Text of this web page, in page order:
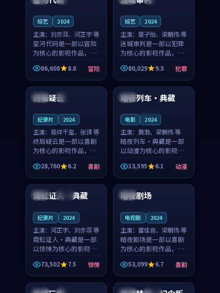
综艺 2024
主演： 刘亦菲、河正宇 等
星河代码是一部以冒险
为核心的影视作品，围
绕危机、反转与人物成
长展开，整体节奏紧
凑，值得推荐观看。
86,608 8.8 冒险
综艺 2024
主演： 章子怡、梁朝伟 等
迷城审判是一部以犯罪
为核心的影视作品，围
绕危机、反转与人物成
长展开，整体节奏紧
凑，值得推荐观看。
80,029 9.3 犯罪
中国 高分
终局疑云
纪录片 2024
主演： 易烊千玺、张译 等
终局疑云是一部以喜剧
为核心的影视作品，围
绕危机、反转与人物成
长展开，整体节奏紧
凑，值得推荐观看。
28,760 6.2 喜剧
日本
暗夜列车·典藏
电影 2024
主演： 黄渤、梁朝伟 等
暗夜列车·典藏是一部
以动漫为核心的影视作
品，围绕危机、反转与
人物成长展开，整体节
奏紧凑，值得推荐观
看。
13,595 6.1 动漫
法国 院线
霓虹证人·典藏
纪录片 2024
主演： 河正宇、刘亦菲 等
霓虹证人·典藏是一部
以惊悚为核心的影视作
品，围绕危机、反转与
人物成长展开，整体节
奏紧凑，值得推荐观
看。
73,502 7.5 惊悚
美国
暗夜剧场
电视剧 2024
主演： 雷佳音、梁朝伟 等
暗夜剧场是一部以喜剧
为核心的影视作品，围
绕危机、反转与人物成
长展开，整体节奏紧
凑，值得推荐观看。
53,099 6.7 喜剧